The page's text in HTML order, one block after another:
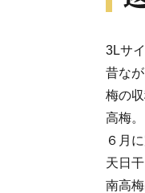
3Lサ
昔な
梅の
高梅。
６月
天日
南高